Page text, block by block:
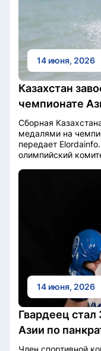
14 июня, 2026
Казахстан
чемпионате
Сборная
медалями на
передает
олимпийский
14 июня, 2026
Гвардеец
Азии по
Член спортивной